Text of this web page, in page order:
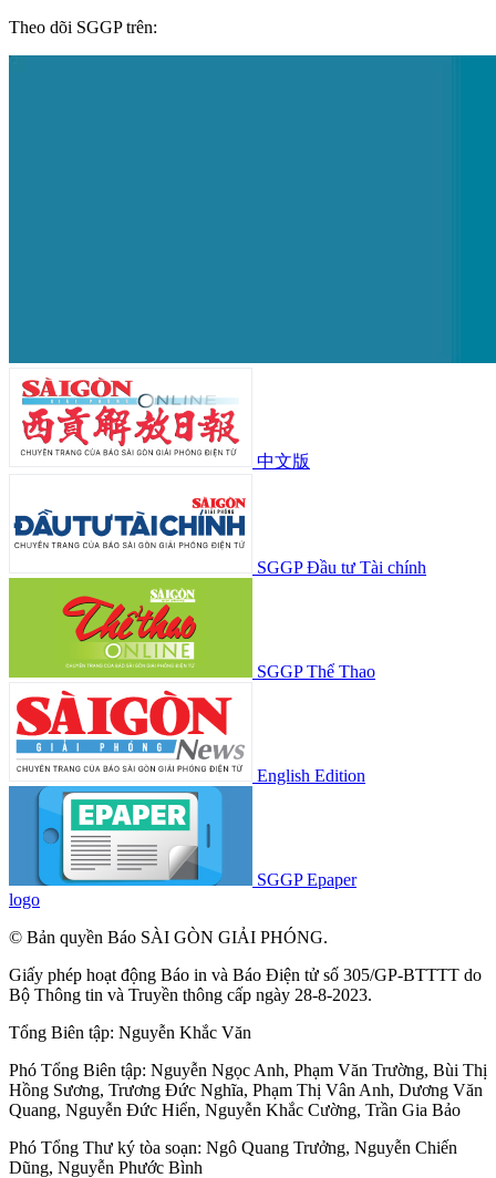
Theo dõi SGGP trên:
中文版
SGGP Đầu tư Tài chính
SGGP Thể Thao
English Edition
SGGP Epaper
logo
© Bản quyền Báo SÀI GÒN GIẢI PHÓNG.
Giấy phép hoạt động Báo in và Báo Điện tử số 305/GP-BTTTT do
Bộ Thông tin và Truyền thông cấp ngày 28-8-2023.
Tổng Biên tập: Nguyễn Khắc Văn
Phó Tổng Biên tập: Nguyễn Ngọc Anh, Phạm Văn Trường, Bùi Thị
Hồng Sương, Trương Đức Nghĩa, Phạm Thị Vân Anh, Dương Văn
Quang, Nguyễn Đức Hiển, Nguyễn Khắc Cường, Trần Gia Bảo
Phó Tổng Thư ký tòa soạn: Ngô Quang Trưởng, Nguyễn Chiến
Dũng, Nguyễn Phước Bình